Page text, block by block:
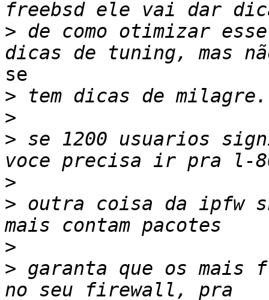
> de como otimizar
se
>
>
> se 1200 usuarios
>
> outra coisa da ipfw
>
> garanta que os mais